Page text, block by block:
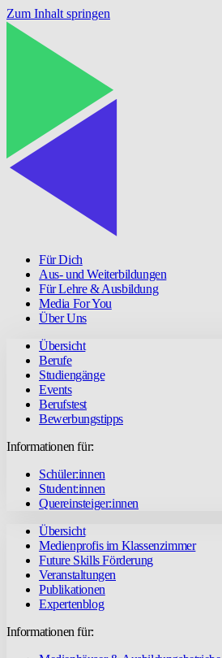
Zum Inhalt springen
Für Dich
Aus- und Weiterbildungen
Für Lehre & Ausbildung
Media For You
Über Uns
Übersicht
Berufe
Studiengänge
Events
Berufstest
Bewerbungstipps
Informationen für:
Schüler:innen
Student:innen
Quereinsteiger:innen
Übersicht
Medienprofis im Klassenzimmer
Future Skills Förderung
Veranstaltungen
Publikationen
Expertenblog
Informationen für: